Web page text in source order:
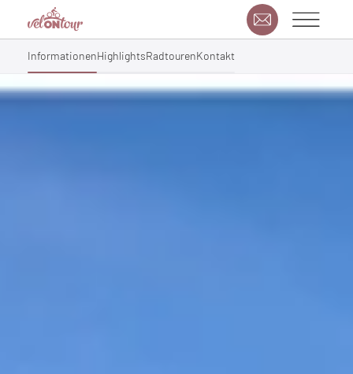
InformationenHighlightsRadtourenKontakt